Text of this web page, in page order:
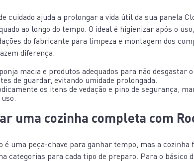
cuidado ajuda a prolongar a vida útil da sua panela
ao longo do tempo. O ideal é higienizar após o
do fabricante para limpeza e montagem dos
diferença:
macia e produtos adequados para não desgastar o
de guardar, evitando umidade prolongada.
os itens de vedação e pino de segurança,
uma cozinha completa com
é uma peça-chave para ganhar tempo, mas a
categorias para cada tipo de preparo. Para o básico